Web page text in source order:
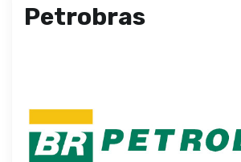
Petrobras